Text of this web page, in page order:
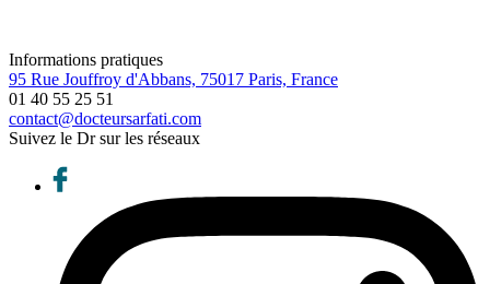
Informations pratiques
95 Rue Jouffroy d'Abbans, 75017 Paris, France
01 40 55 25 51
contact@docteursarfati.com
Suivez le Dr sur les réseaux